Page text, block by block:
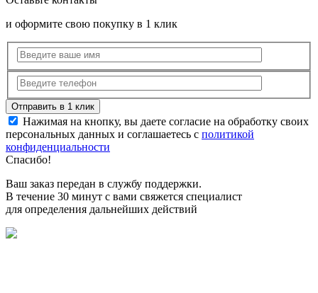
и оформите свою покупку в 1 клик
Нажимая на кнопку, вы даете согласие на обработку своих
персональных данных и соглашаетесь с политикой
конфиденциальности
Спасибо!
Ваш заказ передан в службу поддержки.
В течение 30 минут с вами свяжется специалист
для определения дальнейших действий